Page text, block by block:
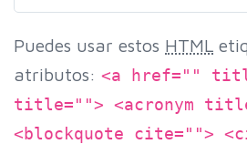
Puedes usar estos HTML
atributos: <a href=""
title=""> <acronym
<blockquote cite="">